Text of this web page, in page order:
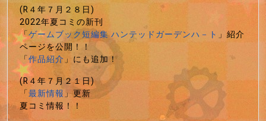
(R４年７月２８日)
2022年夏コミの新刊
「ゲームブック短編集 ハンテッドガーデンハ－ト 」紹介
ページを公開！！
「作品紹介」にも追加！
(R４年７月２１日)
「最新情報」更新
夏コミ情報！！